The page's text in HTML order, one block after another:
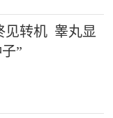
见转机 睾丸显
”